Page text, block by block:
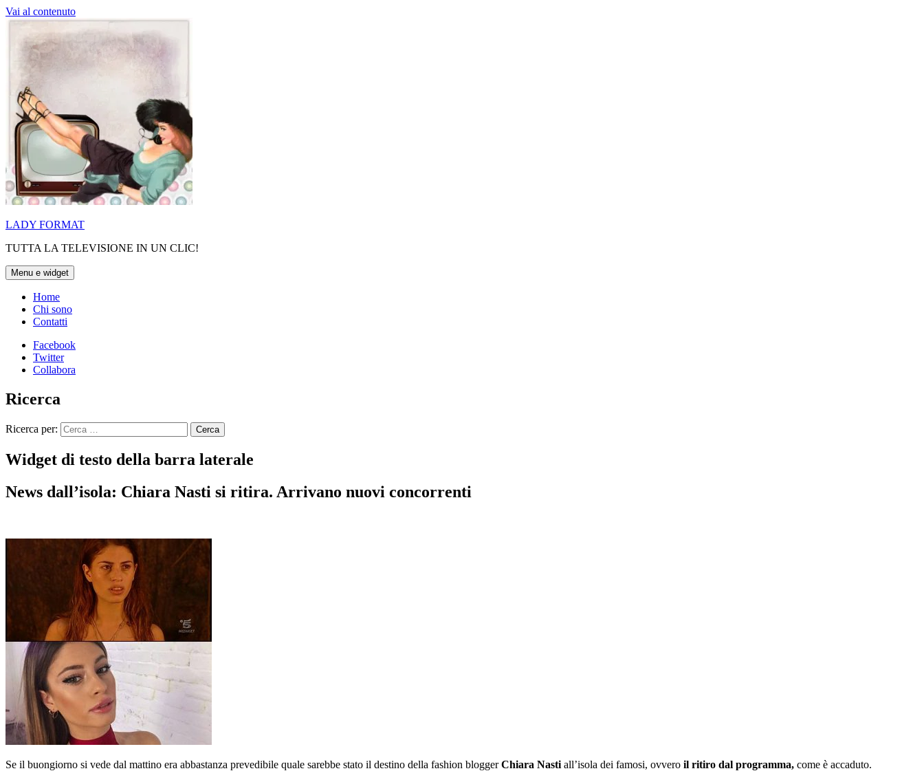
Vai al contenuto
LADY FORMAT
TUTTA LA TELEVISIONE IN UN CLIC!
Menu e widget
Home
Chi sono
Contatti
Facebook
Twitter
Collabora
Ricerca
Ricerca per:
Widget di testo della barra laterale
News dall’isola: Chiara Nasti si ritira. Arrivano nuovi concorrenti
Se il buongiorno si vede dal mattino era abbastanza prevedibile quale sarebbe stato il destino della fashion bloggerChiara Nasti all’isola dei famosi, ovvero il ritiro dal programma, come è accaduto.